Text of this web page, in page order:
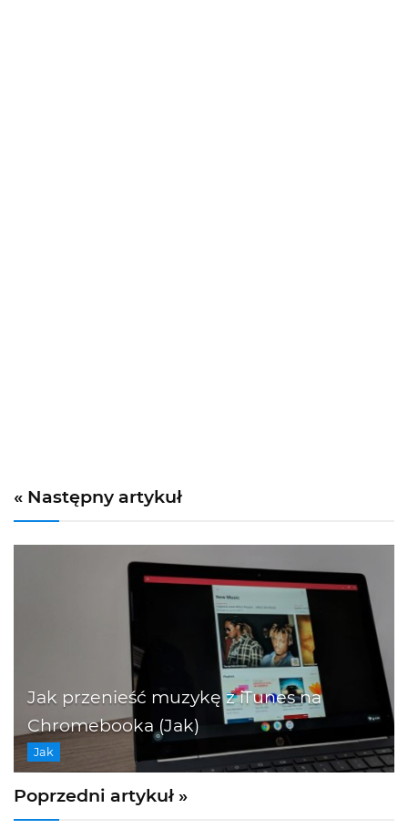
« Następny artykuł
Jak przenieść muzykę z iTunes na
Chromebooka (Jak)
Jak
Poprzedni artykuł »